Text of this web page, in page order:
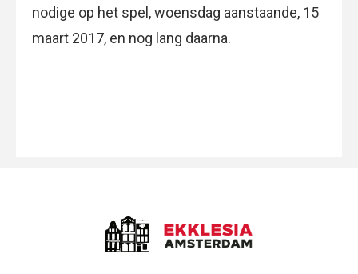
nodige op het spel, woensdag aanstaande, 15
maart 2017, en nog lang daarna.